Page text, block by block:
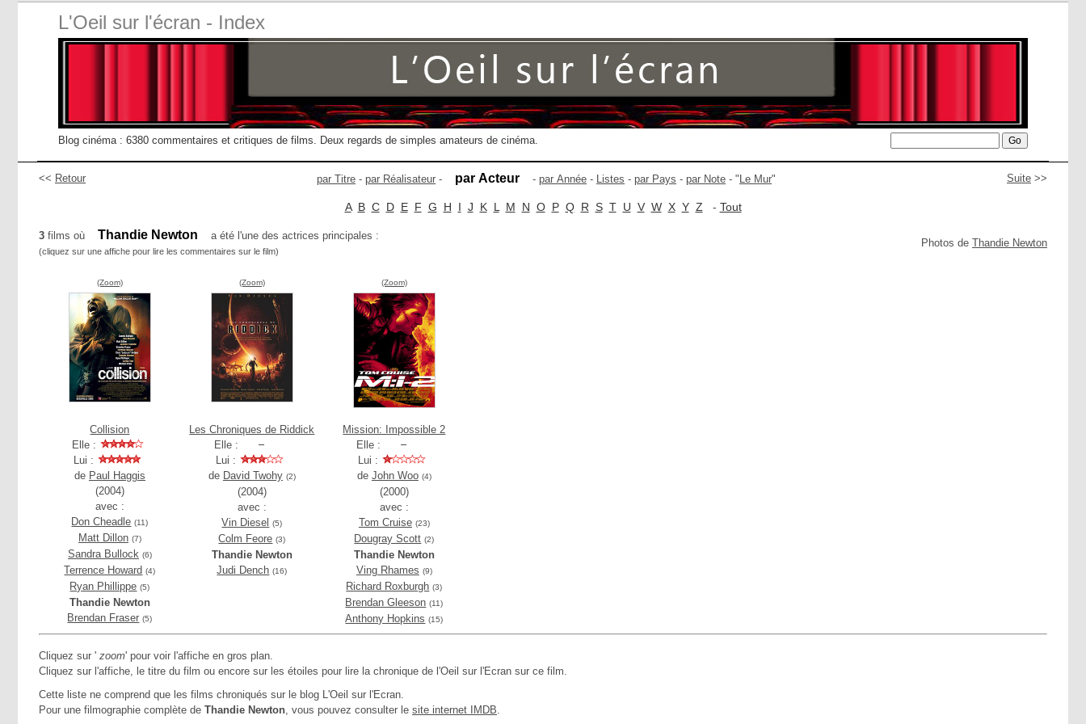
L'Oeil sur l'écran - Index
Blog cinéma : 6380 commentaires et critiques de films. Deux regards de simples amateurs de cinéma.
<< Retour Suite >>
par Titre - par Réalisateur - par Acteur - par Année - Listes - par Pays - par Note - " Le Mur"
A B C D E F G H I J K L M N O P Q R S T U V W X Y Z - Tout
Photos de Thandie Newton
3 films où Thandie Newton a été l'une des actrices principales :
(cliquez sur une affiche pour lire les commentaires sur le film)
(Zoom)
Collision
Elle :
Lui :
de Paul Haggis
(2004)
avec :
Don Cheadle (11)
Matt Dillon (7)
Sandra Bullock (6)
Terrence Howard (4)
Ryan Phillippe (5)
Thandie Newton
Brendan Fraser (5)
(Zoom)
Les Chroniques de Riddick
Elle :
Lui :
de David Twohy (2)
(2004)
avec :
Vin Diesel
(5)
Colm Feore (3)
Thandie Newton
Judi Dench (16)
(Zoom)
Mission: Impossible 2
Elle :
Lui :
de John Woo (4)
(2000)
avec :
Tom Cruise (23)
Dougray Scott (2)
Thandie Newton
Ving Rhames (9)
Richard Roxburgh (3)
Brendan Gleeson (11)
Anthony Hopkins (15)
Cliquez sur ' zoom' pour voir l'affiche en gros plan.
Cliquez sur l'affiche, le titre du film ou encore sur les étoiles pour lire la chronique de l'Oeil sur l'Ecran sur ce film.
Cette liste ne comprend que les films chroniqués sur le blog L'Oeil sur l'Ecran.
Pour une filmographie complète de Thandie Newton, vous pouvez consulter le site internet IMDB.